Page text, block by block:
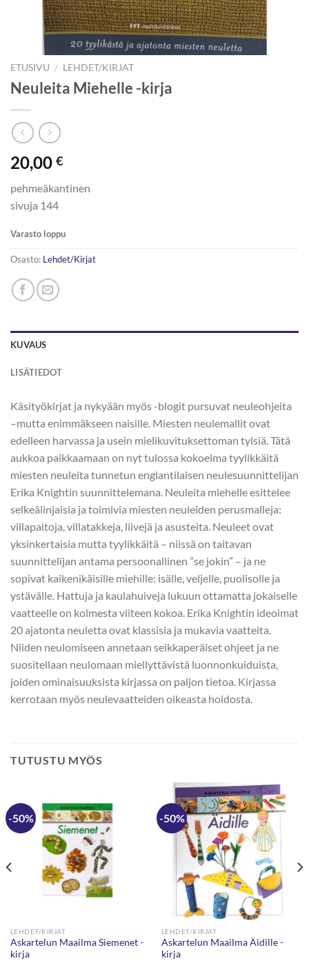
ETUSIVU / LEHDET/KIRJAT
Neuleita Miehelle -kirja
20,00 €
pehmeäkantinen
sivuja 144
Varasto loppu
Osasto: Lehdet/Kirjat
KUVAUS
LISÄTIEDOT
Käsityökirjat ja nykyään myös -blogit pursuvat neuleohjeita
–mutta enimmäkseen naisille. Miesten neulemallit ovat
edelleen harvassa ja usein mielikuvituksettoman tylsiä. Tätä
aukkoa paikkaamaan on nyt tulossa kokoelma tyylikkäitä
miesten neuleita tunnetun englantilaisen neulesuunnittelijan
Erika Knightin suunnittelemana. Neuleita miehelle esittelee
selkeälinjaisia ja toimivia miesten neuleiden perusmalleja:
villapaitoja, villatakkeja, liivejä ja asusteita. Neuleet ovat
yksinkertaisia mutta tyylikkäitä – niissä on taitavan
suunnittelijan antama persoonallinen ”se jokin” – ja ne
sopivat kaikenikäisille miehille: isälle, veljelle, puolisolle ja
ystävälle. Hattuja ja kaulahuiveja lukuun ottamatta jokaiselle
vaatteelle on kolmesta viiteen kokoa. Erika Knightin ideoimat
20 ajatonta neuletta ovat klassisia ja mukavia vaatteita.
Niiden neulomiseen annetaan seikkaperäiset ohjeet ja ne
suositellaan neulomaan miellyttävistä luonnonkuiduista,
joiden ominaisuuksista kirjassa on paljon tietoa. Kirjassa
kerrotaan myös neulevaatteiden oikeasta hoidosta.
TUTUSTU MYÖS
-50%
LEHDET/KIRJAT
Askartelun Maailma Siemenet -
kirja
-50%
LEHDET/KIRJAT
Askartelun Maailma Äidille -
kirja